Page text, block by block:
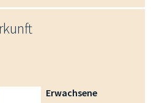
Erwachsene